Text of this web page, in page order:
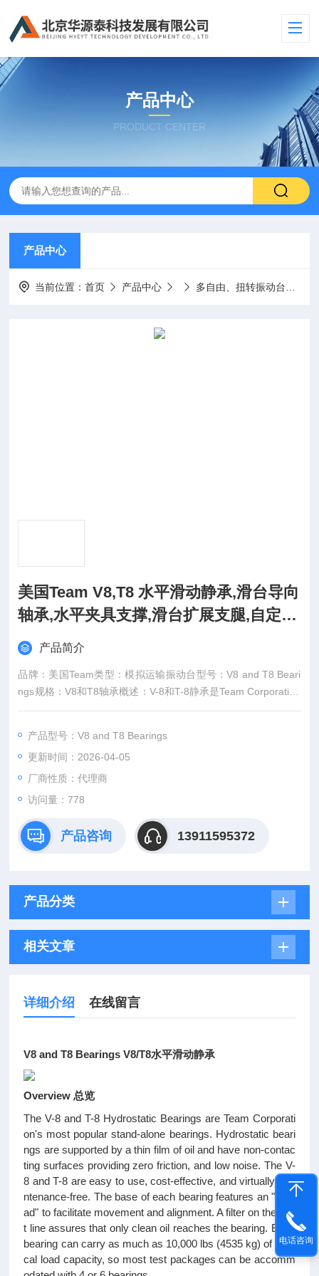
产品中心
PRODUCT CENTER
产品中心
当前位置：首页 产品中心 多自由、扭转振动台
美国Team V8,T8 水平滑动静承,滑台导向
轴承,水平夹具支撑,滑台扩展支腿,自定义
滑动台(进口 Team)
产品简介
品牌：美国Team类型：模拟运输振动台型号：V8 and T8 Beari
ngs规格：V8和T8轴承概述：V-8和T-8静承是Team Corporation
公司*受欢迎的独立轴承。静承由油膜支撑，并具有非接触表面，
乎无需维护。每个轴承的底部都有一个气垫，以方便移动和对
齐。进口管路上的过滤器可确保只有干净的油才能到达轴承。每
个轴......
产品型号：V8 and T8 Bearings
更新时间：2026-04-05
厂商性质：代理商
访问量：778
产品咨询 13911595372
产品分类
相关文章
详细介绍 在线留言
V8 and T8 Bearings V8/T8水平滑动静承
Overview 总览
The V-8 and T-8 Hydrostatic Bearings are Team Corporati
on's most popular stand-alone bearings. Hydrostatic beari
ngs are supported by a thin film of oil and have non-contac
ting surfaces providing zero friction, and low noise. The V-
8 and T-8 are easy to use, cost-effective, and virtually mai
ntenance-free. The base of each bearing features an "air p
ad" to facilitate movement and alignment. A filter on the inle
t line assures that only clean oil reaches the bearing. Each
bearing can carry as much as 10,000 lbs (4535 kg) of verti
cal load capacity, so most test packages can be accomm
电话咨询